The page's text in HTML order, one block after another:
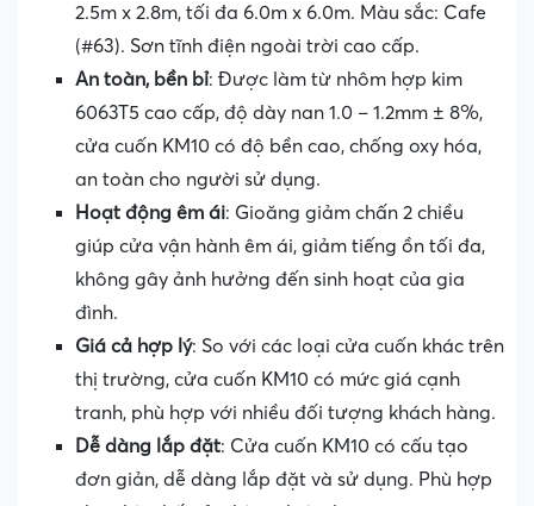
2.5m x 2.8m, tối đa 6.0m x 6.0m. Màu sắc: Cafe
(#63). Sơn tĩnh điện ngoài trời cao cấp.
An toàn, bền bỉ: Được làm từ nhôm hợp kim
6063T5 cao cấp, độ dày nan 1.0 – 1.2mm ± 8%,
cửa cuốn KM10 có độ bền cao, chống oxy hóa,
an toàn cho người sử dụng.
Hoạt động êm ái: Gioăng giảm chấn 2 chiều
giúp cửa vận hành êm ái, giảm tiếng ồn tối đa,
không gây ảnh hưởng đến sinh hoạt của gia
đình.
Giá cả hợp lý: So với các loại cửa cuốn khác trên
thị trường, cửa cuốn KM10 có mức giá cạnh
tranh, phù hợp với nhiều đối tượng khách hàng.
Dễ dàng lắp đặt: Cửa cuốn KM10 có cấu tạo
đơn giản, dễ dàng lắp đặt và sử dụng. Phù hợp